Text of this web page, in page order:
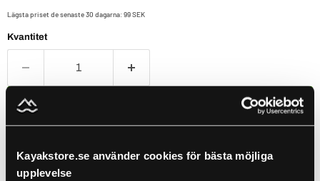
Kayakstore.se använder cookies för bästa möjliga
upplevelse
Lägsta priset de senaste 30 dagarna:99 SEK
Kvantitet
Use the Previous and Next buttons to navigate through product